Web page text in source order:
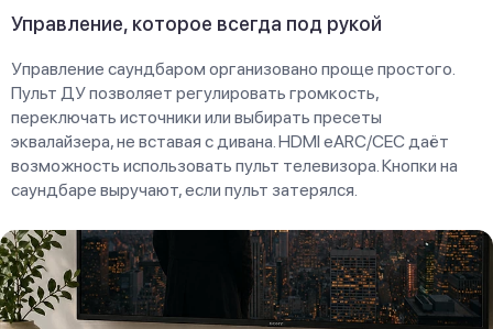
Управление, которое всегда под рукой
Управление саундбаром организовано проще простого.
Пульт ДУ позволяет регулировать громкость,
переключать источники или выбирать пресеты
эквалайзера, не вставая с дивана. HDMI eARC/CEC даёт
возможность использовать пульт телевизора. Кнопки на
саундбаре выручают, если пульт затерялся.